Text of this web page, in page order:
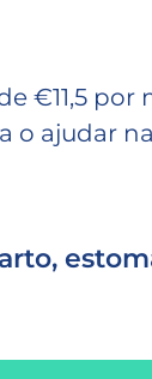
€11,5 por
o ajudar